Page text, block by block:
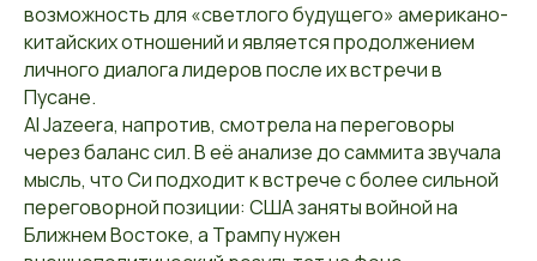
возможность для «светлого будущего» американо-
китайских отношений и является продолжением
личного диалога лидеров после их встречи в
Пусане.
Al Jazeera, напротив, смотрела на переговоры
через баланс сил. В её анализе до саммита звучала
мысль, что Си подходит к встрече с более сильной
переговорной позиции: США заняты войной на
Ближнем Востоке, а Трампу нужен